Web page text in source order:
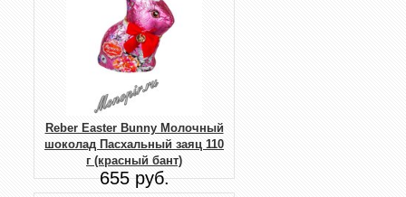
Reber Easter Bunny Молочный
шоколад Пасхальный заяц 110
г (красный бант)
655 руб.